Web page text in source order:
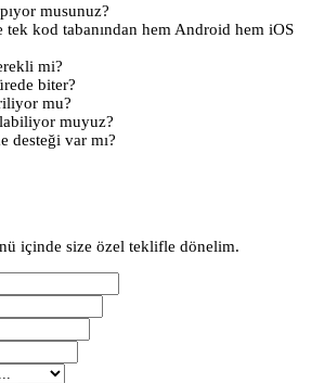
musunuz?
kod tabanından hem Android hem iOS
mi?
biter?
mu?
muyuz?
desteği var mı?
içinde size özel teklifle dönelim.